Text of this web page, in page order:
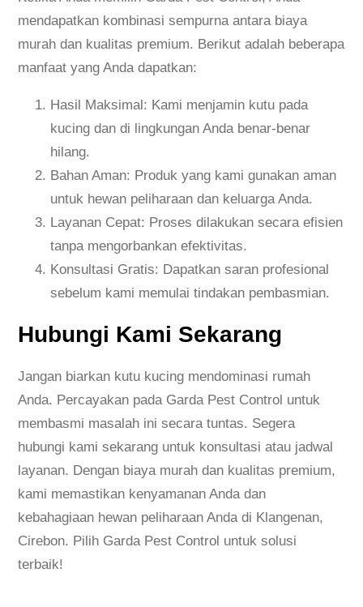
mendapatkan kombinasi sempurna antara biaya
murah dan kualitas premium. Berikut adalah beberapa
manfaat yang Anda dapatkan:
Hasil Maksimal: Kami menjamin kutu pada
kucing dan di lingkungan Anda benar-benar
hilang.
Bahan Aman: Produk yang kami gunakan aman
untuk hewan peliharaan dan keluarga Anda.
Layanan Cepat: Proses dilakukan secara efisien
tanpa mengorbankan efektivitas.
Konsultasi Gratis: Dapatkan saran profesional
sebelum kami memulai tindakan pembasmian.
Hubungi Kami Sekarang
Jangan biarkan kutu kucing mendominasi rumah
Anda. Percayakan pada Garda Pest Control untuk
membasmi masalah ini secara tuntas. Segera
hubungi kami sekarang untuk konsultasi atau jadwal
layanan. Dengan biaya murah dan kualitas premium,
kami memastikan kenyamanan Anda dan
kebahagiaan hewan peliharaan Anda di Klangenan,
Cirebon. Pilih Garda Pest Control untuk solusi
terbaik!